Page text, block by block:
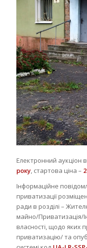
Електронний аукціон
року, стартова ціна –
Інформаційне
приватизації
ради в розділі –
майно/Приватизація/
власності, щодо яких
приватизацію/ та